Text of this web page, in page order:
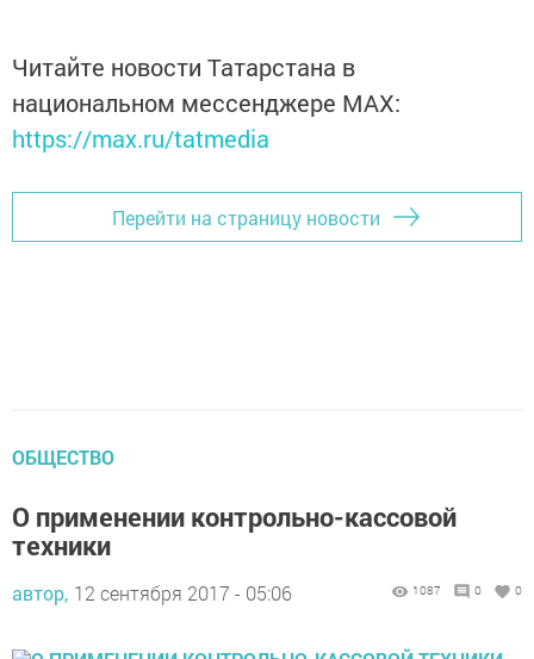
Читайте новости Татарстана в
национальном мессенджере MАХ:
https://max.ru/tatmedia
Перейти на страницу новости
ОБЩЕСТВО
О применении контрольно-кассовой
техники
автор, 12 сентября 2017 - 05:06 1087 0 0